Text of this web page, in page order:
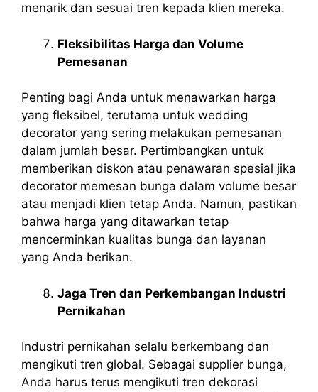
menarik dan sesuai tren kepada klien mereka.
Fleksibilitas Harga dan Volume
Pemesanan
Penting bagi Anda untuk menawarkan harga
yang fleksibel, terutama untuk wedding
decorator yang sering melakukan pemesanan
dalam jumlah besar. Pertimbangkan untuk
memberikan diskon atau penawaran spesial jika
decorator memesan bunga dalam volume besar
atau menjadi klien tetap Anda. Namun, pastikan
bahwa harga yang ditawarkan tetap
mencerminkan kualitas bunga dan layanan
yang Anda berikan.
Jaga Tren dan Perkembangan Industri
Pernikahan
Industri pernikahan selalu berkembang dan
mengikuti tren global. Sebagai supplier bunga,
Anda harus terus mengikuti tren dekorasi